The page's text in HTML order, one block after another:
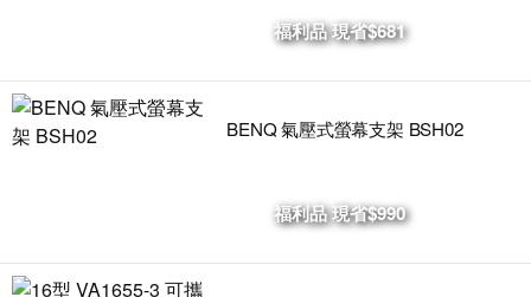
福利品 現省$681
BENQ 氣壓式螢幕支架 BSH02
福利品 現省$990